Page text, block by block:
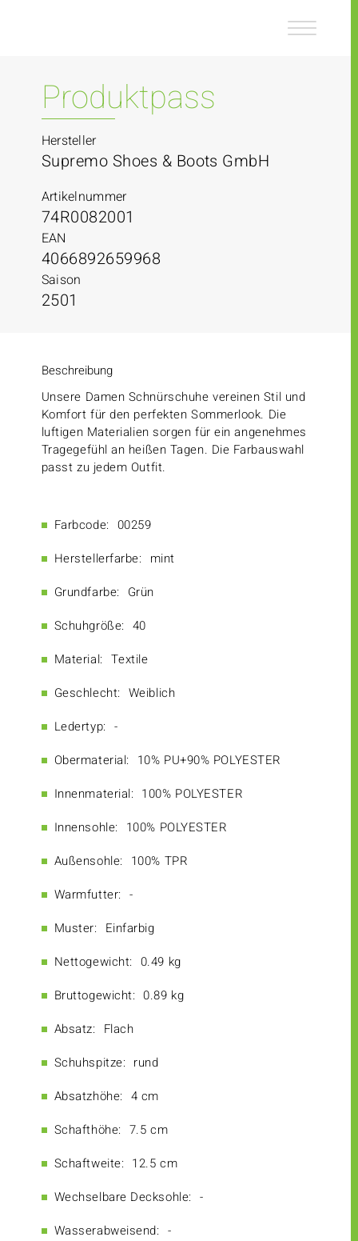
Produktpass
Hersteller
Supremo Shoes & Boots GmbH
Artikelnummer
74R0082001
EAN
4066892659968
Saison
2501
Beschreibung
Unsere Damen Schnürschuhe vereinen Stil und
Komfort für den perfekten Sommerlook. Die
luftigen Materialien sorgen für ein angenehmes
Tragegefühl an heißen Tagen. Die Farbauswahl
passt zu jedem Outfit.
Farbcode: 00259
Herstellerfarbe: mint
Grundfarbe: Grün
Schuhgröße: 40
Material: Textile
Geschlecht: Weiblich
Ledertyp: -
Obermaterial: 10% PU+90% POLYESTER
Innenmaterial: 100% POLYESTER
Innensohle: 100% POLYESTER
Außensohle: 100% TPR
Warmfutter: -
Muster: Einfarbig
Nettogewicht: 0.49 kg
Bruttogewicht: 0.89 kg
Absatz: Flach
Schuhspitze: rund
Absatzhöhe: 4 cm
Schafthöhe: 7.5 cm
Schaftweite: 12.5 cm
Wechselbare Decksohle: -
Wasserabweisend: -